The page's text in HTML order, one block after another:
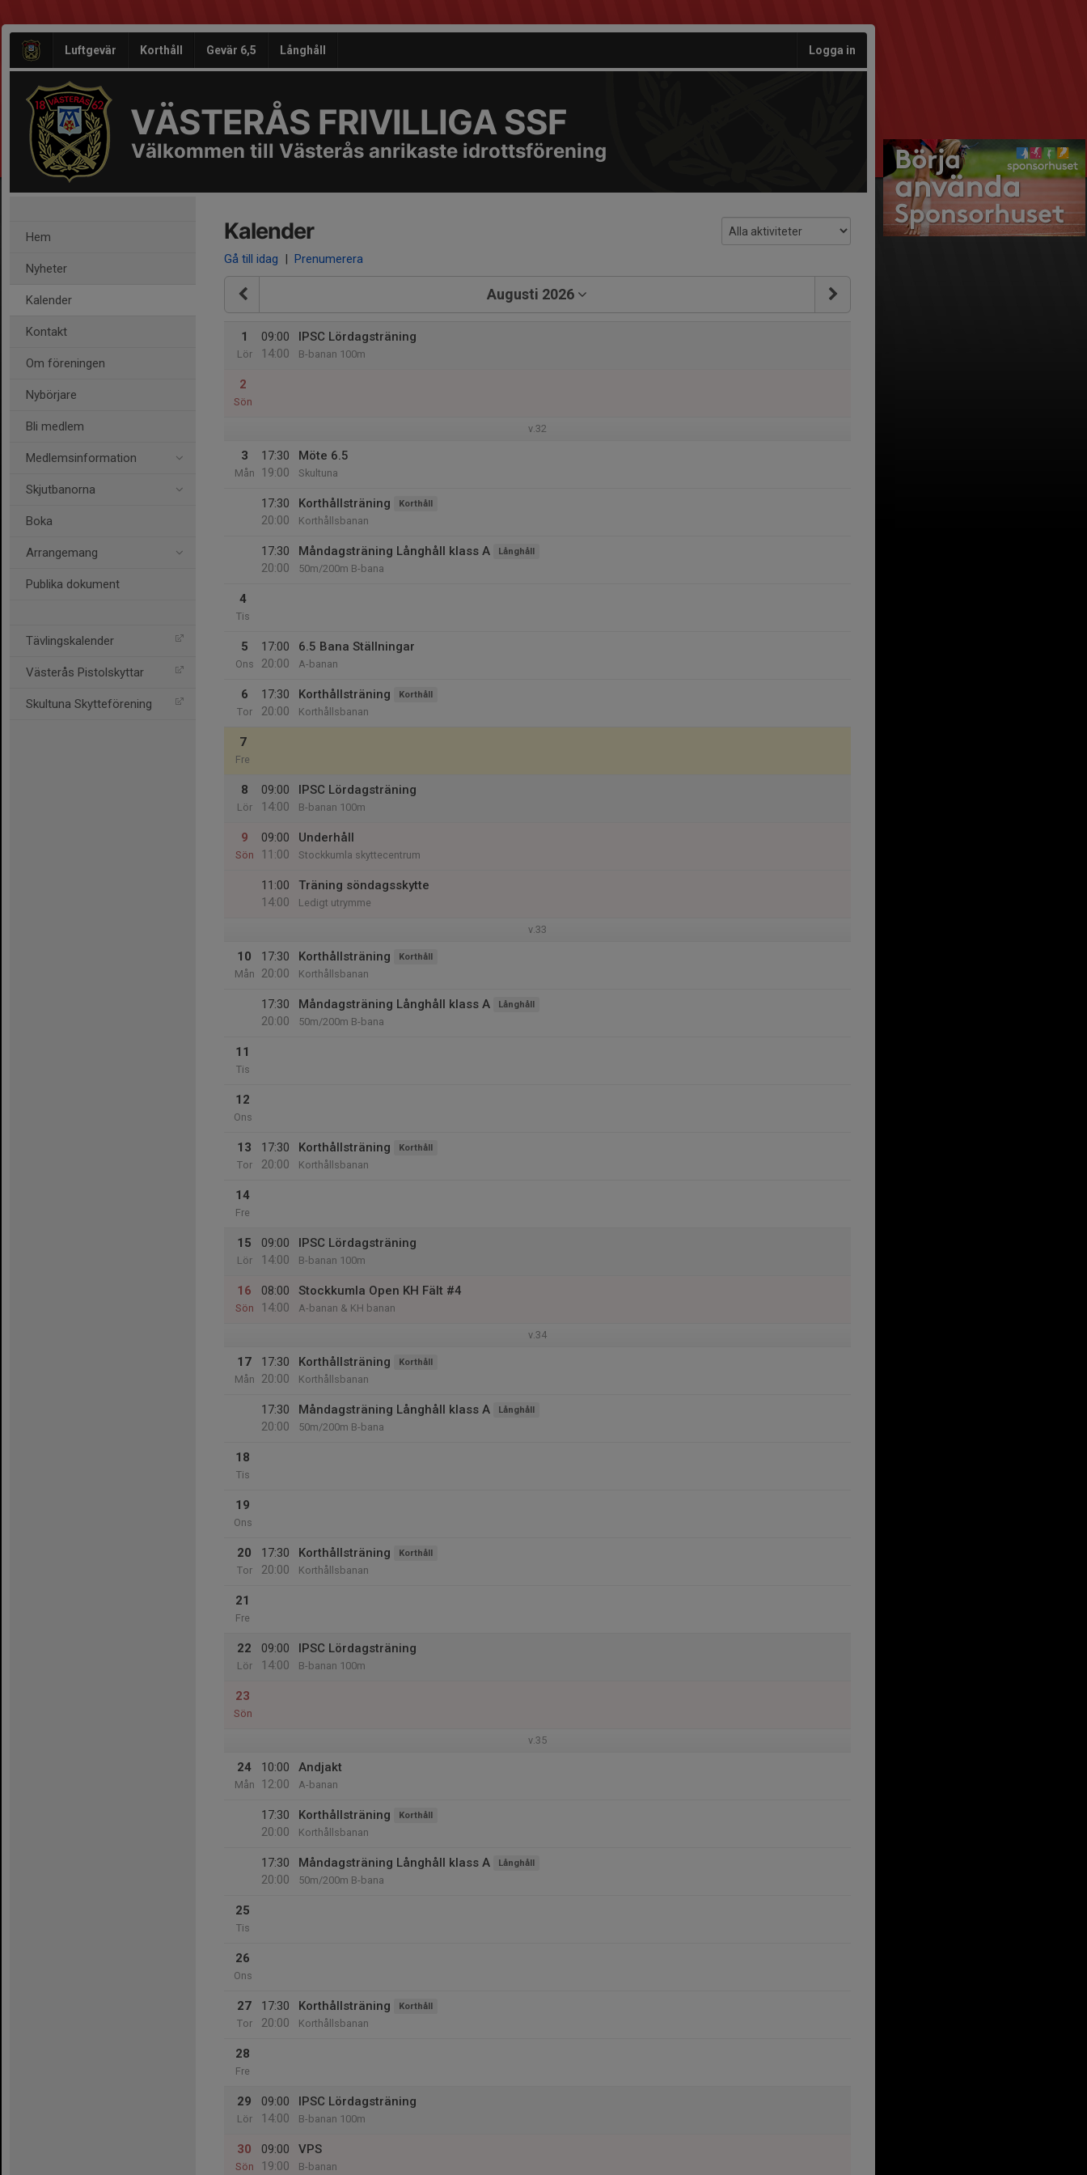
Luftgevär Korthåll Gevär 6,5 Långhåll Logga in
VÄSTERÅS FRIVILLIGA SSF
Välkommen till Västerås anrikaste idrottsförening
Hem
Nyheter
Kalender
Kontakt
Om föreningen
Nybörjare
Bli medlem
Medlemsinformation
Skjutbanorna
Boka
Arrangemang
Publika dokument
Tävlingskalender
Västerås Pistolskyttar
Skultuna Skytteförening
Kalender
Gå till idag | Prenumerera
Augusti 2026
1
Lör
09:00
14:00
IPSC Lördagsträning
B-banan 100m
2
Sön
v.32
3
Mån
17:30
19:00
Möte 6.5
Skultuna
17:30
20:00
Korthållsträning Korthåll
Korthållsbanan
17:30
20:00
Måndagsträning Långhåll klass A Långhåll
50m/200m B-bana
4
Tis
5
Ons
17:00
20:00
6.5 Bana Ställningar
A-banan
6
Tor
17:30
20:00
Korthållsträning Korthåll
Korthållsbanan
7
Fre
8
Lör
09:00
14:00
IPSC Lördagsträning
B-banan 100m
9
Sön
09:00
11:00
Underhåll
Stockkumla skyttecentrum
11:00
14:00
Träning söndagsskytte
Ledigt utrymme
v.33
10
Mån
17:30
20:00
Korthållsträning Korthåll
Korthållsbanan
17:30
20:00
Måndagsträning Långhåll klass A Långhåll
50m/200m B-bana
11
Tis
12
Ons
13
Tor
17:30
20:00
Korthållsträning Korthåll
Korthållsbanan
14
Fre
15
Lör
09:00
14:00
IPSC Lördagsträning
B-banan 100m
16
Sön
08:00
14:00
Stockkumla Open KH Fält #4
A-banan & KH banan
v.34
17
Mån
17:30
20:00
Korthållsträning Korthåll
Korthållsbanan
17:30
20:00
Måndagsträning Långhåll klass A Långhåll
50m/200m B-bana
18
Tis
19
Ons
20
Tor
17:30
20:00
Korthållsträning Korthåll
Korthållsbanan
21
Fre
22
Lör
09:00
14:00
IPSC Lördagsträning
B-banan 100m
23
Sön
v.35
24
Mån
10:00
12:00
Andjakt
A-banan
17:30
20:00
Korthållsträning Korthåll
Korthållsbanan
17:30
20:00
Måndagsträning Långhåll klass A Långhåll
50m/200m B-bana
25
Tis
26
Ons
27
Tor
17:30
20:00
Korthållsträning Korthåll
Korthållsbanan
28
Fre
29
Lör
09:00
14:00
IPSC Lördagsträning
B-banan 100m
30
Sön
09:00
19:00
VPS
B-banan